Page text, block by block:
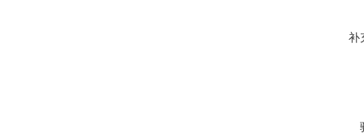
补